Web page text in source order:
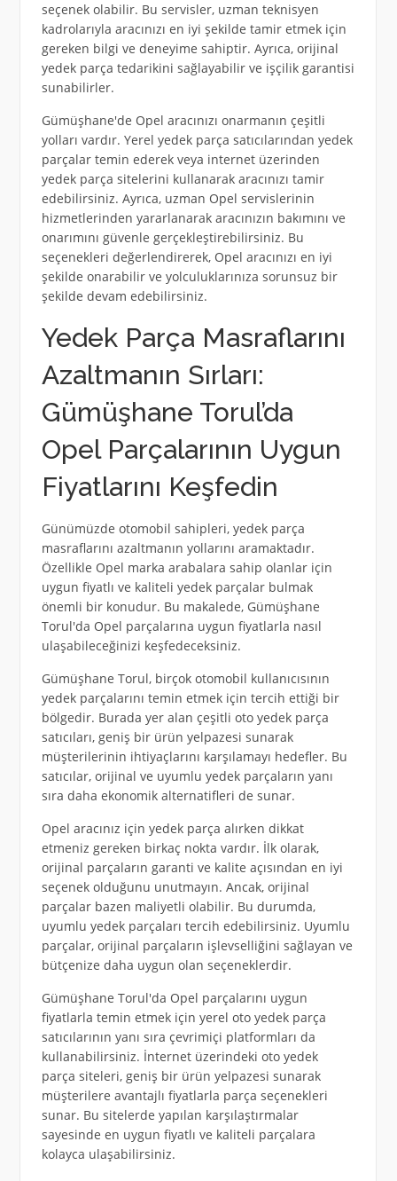
seçenek olabilir. Bu servisler, uzman teknisyen
kadrolarıyla aracınızı en iyi şekilde tamir etmek için
gereken bilgi ve deneyime sahiptir. Ayrıca, orijinal
yedek parça tedarikini sağlayabilir ve işçilik garantisi
sunabilirler.
Gümüşhane'de Opel aracınızı onarmanın çeşitli
yolları vardır. Yerel yedek parça satıcılarından yedek
parçalar temin ederek veya internet üzerinden
yedek parça sitelerini kullanarak aracınızı tamir
edebilirsiniz. Ayrıca, uzman Opel servislerinin
hizmetlerinden yararlanarak aracınızın bakımını ve
onarımını güvenle gerçekleştirebilirsiniz. Bu
seçenekleri değerlendirerek, Opel aracınızı en iyi
şekilde onarabilir ve yolculuklarınıza sorunsuz bir
şekilde devam edebilirsiniz.
Yedek Parça Masraflarını
Azaltmanın Sırları:
Gümüşhane Torul’da
Opel Parçalarının Uygun
Fiyatlarını Keşfedin
Günümüzde otomobil sahipleri, yedek parça
masraflarını azaltmanın yollarını aramaktadır.
Özellikle Opel marka arabalara sahip olanlar için
uygun fiyatlı ve kaliteli yedek parçalar bulmak
önemli bir konudur. Bu makalede, Gümüşhane
Torul'da Opel parçalarına uygun fiyatlarla nasıl
ulaşabileceğinizi keşfedeceksiniz.
Gümüşhane Torul, birçok otomobil kullanıcısının
yedek parçalarını temin etmek için tercih ettiği bir
bölgedir. Burada yer alan çeşitli oto yedek parça
satıcıları, geniş bir ürün yelpazesi sunarak
müşterilerinin ihtiyaçlarını karşılamayı hedefler. Bu
satıcılar, orijinal ve uyumlu yedek parçaların yanı
sıra daha ekonomik alternatifleri de sunar.
Opel aracınız için yedek parça alırken dikkat
etmeniz gereken birkaç nokta vardır. İlk olarak,
orijinal parçaların garanti ve kalite açısından en iyi
seçenek olduğunu unutmayın. Ancak, orijinal
parçalar bazen maliyetli olabilir. Bu durumda,
uyumlu yedek parçaları tercih edebilirsiniz. Uyumlu
parçalar, orijinal parçaların işlevselliğini sağlayan ve
bütçenize daha uygun olan seçeneklerdir.
Gümüşhane Torul'da Opel parçalarını uygun
fiyatlarla temin etmek için yerel oto yedek parça
satıcılarının yanı sıra çevrimiçi platformları da
kullanabilirsiniz. İnternet üzerindeki oto yedek
parça siteleri, geniş bir ürün yelpazesi sunarak
müşterilere avantajlı fiyatlarla parça seçenekleri
sunar. Bu sitelerde yapılan karşılaştırmalar
sayesinde en uygun fiyatlı ve kaliteli parçalara
kolayca ulaşabilirsiniz.